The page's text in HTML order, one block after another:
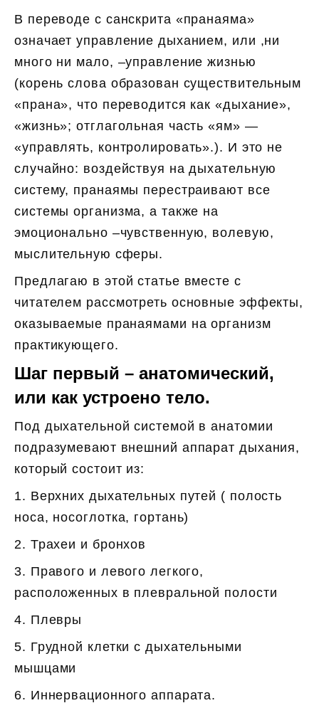
В переводе с санскрита «пранаяма»
означает управление дыханием, или ,ни
много ни мало, –управление жизнью
(корень слова образован существительным
«прана», что переводится как «дыхание»,
«жизнь»; отглагольная часть «ям» —
«управлять, контролировать».). И это не
случайно: воздействуя на дыхательную
систему, пранаямы перестраивают все
системы организма, а также на
эмоционально –чувственную, волевую,
мыслительную сферы.
Предлагаю в этой статье вместе с
читателем рассмотреть основные эффекты,
оказываемые пранаямами на организм
практикующего.
Шаг первый – анатомический,
или как устроено тело.
Под дыхательной системой в анатомии
подразумевают внешний аппарат дыхания,
который состоит из:
1. Верхних дыхательных путей ( полость
носа, носоглотка, гортань)
2. Трахеи и бронхов
3. Правого и левого легкого,
расположенных в плевральной полости
4. Плевры
5. Грудной клетки с дыхательными
мышцами
6. Иннервационного аппарата.